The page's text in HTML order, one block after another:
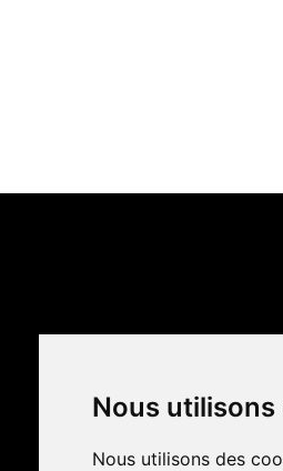
Nous
Nous utilisons des